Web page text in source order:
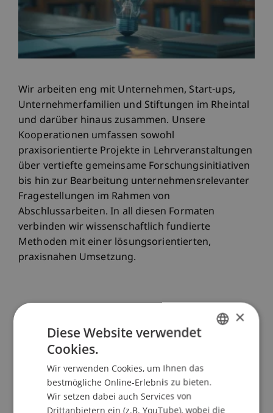
Wir arbeiten eng mit Unternehmen, Start-ups,
Unternehmerfamilien und Stiftungen im Rheintal
und darüber hinaus zusammen. Unsere
Kooperationen umfassen sowohl
praxisorientierte Projekte in Lehrveranstaltungen
über vertiefte gemeinsame Forschungsinitiativen
bis hin zur Bearbeitung unternehmensrelevanter
Fragestellungen im Rahmen von
Abschlussarbeiten. In all diesen Formaten
verbinden wir wissenschaftlich fundierte
Methoden mit einer lösungsorientierten,
praxisnahen Umsetzung.
Publikationen
Beitrag in wissenschaftlicher
Fachzeitschrift (15)
×
Diese Website verwendet
Cookies.
Wir verwenden Cookies, um Ihnen das
bestmögliche Online-Erlebnis zu bieten.
Wir setzen dabei auch Services von
Drittanbietern ein (z.B. YouTube), wobei die